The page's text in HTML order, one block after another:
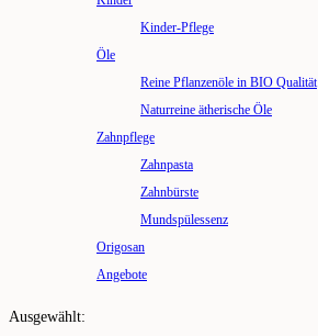
Kinder-Pflege
Öle
Reine Pflanzenöle in BIO Qualität
Naturreine ätherische Öle
Zahnpflege
Zahnpasta
Zahnbürste
Mundspülessenz
Origosan
Angebote
Ausgewählt: